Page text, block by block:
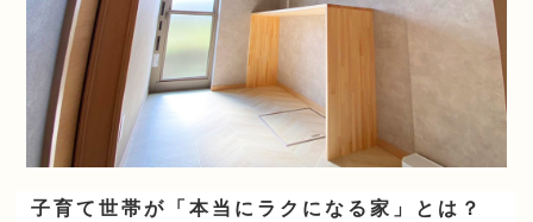
子育て世帯が「本当にラクになる家」とは？